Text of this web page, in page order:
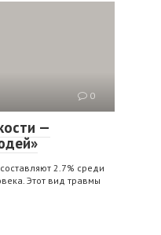
0
—
2.7% среди
Этот вид травмы